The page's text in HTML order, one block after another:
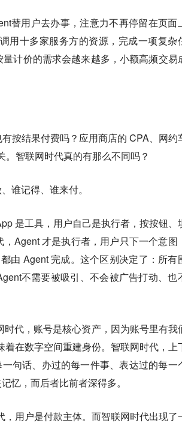
替用户去办事，注意力不再停留在页面
用十多家服务方的资源，完成一项复杂
量计价的需求会越来越多，小额高频交易
按结果付费吗？应用商店的 CPA、网约
智联网时代真的有那么不同吗？
谁记得、谁来付。
是工具，用户自己是执行者，按按钮、
Agent 才是执行者，用户只下一个意图
由 Agent 完成。这个区别决定了：所有
不需要被吸引、不会被广告打动、也
时代，账号是核心资产，因为账号里有我
在数字空间重建身份。智联网时代，上
句话、办过的每一件事、表达过的每一
忆，而后者比前者深得多。
，用户是付款主体。而智联网时代出现了